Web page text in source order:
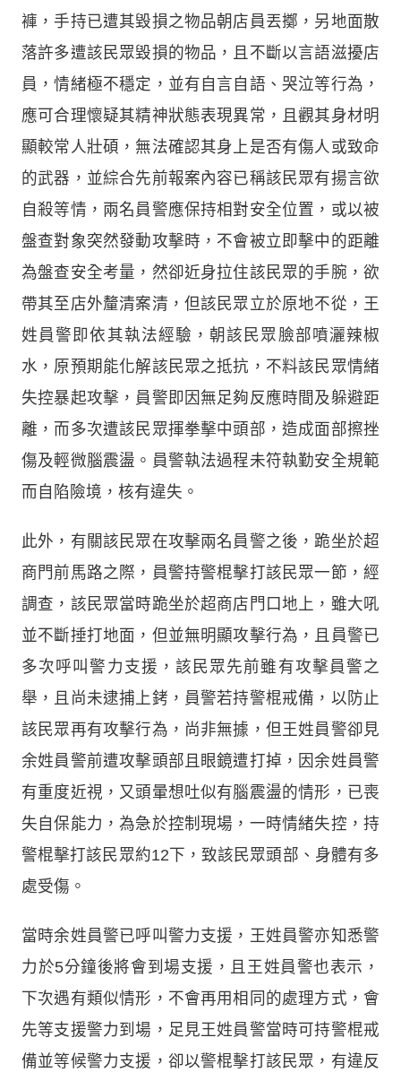
褲，手持已遭其毀損之物品朝店員丟擲，另地面散
落許多遭該民眾毀損的物品，且不斷以言語滋擾店
員，情緒極不穩定，並有自言自語、哭泣等行為，
應可合理懷疑其精神狀態表現異常，且觀其身材明
顯較常人壯碩，無法確認其身上是否有傷人或致命
的武器，並綜合先前報案內容已稱該民眾有揚言欲
自殺等情，兩名員警應保持相對安全位置，或以被
盤查對象突然發動攻擊時，不會被立即擊中的距離
為盤查安全考量，然卻近身拉住該民眾的手腕，欲
帶其至店外釐清案清，但該民眾立於原地不從，王
姓員警即依其執法經驗，朝該民眾臉部噴灑辣椒
水，原預期能化解該民眾之抵抗，不料該民眾情緒
失控暴起攻擊，員警即因無足夠反應時間及躲避距
離，而多次遭該民眾揮拳擊中頭部，造成面部擦挫
傷及輕微腦震盪。員警執法過程未符執勤安全規範
而自陷險境，核有違失。
此外，有關該民眾在攻擊兩名員警之後，跪坐於超
商門前馬路之際，員警持警棍擊打該民眾一節，經
調查，該民眾當時跪坐於超商店門口地上，雖大吼
並不斷捶打地面，但並無明顯攻擊行為，且員警已
多次呼叫警力支援，該民眾先前雖有攻擊員警之
舉，且尚未逮捕上銬，員警若持警棍戒備，以防止
該民眾再有攻擊行為，尚非無據，但王姓員警卻見
余姓員警前遭攻擊頭部且眼鏡遭打掉，因余姓員警
有重度近視，又頭暈想吐似有腦震盪的情形，已喪
失自保能力，為急於控制現場，一時情緒失控，持
警棍擊打該民眾約12下，致該民眾頭部、身體有多
處受傷。
當時余姓員警已呼叫警力支援，王姓員警亦知悉警
力於5分鐘後將會到場支援，且王姓員警也表示，
下次遇有類似情形，不會再用相同的處理方式，會
先等支援警力到場，足見王姓員警當時可持警棍戒
備並等候警力支援，卻以警棍擊打該民眾，有違反